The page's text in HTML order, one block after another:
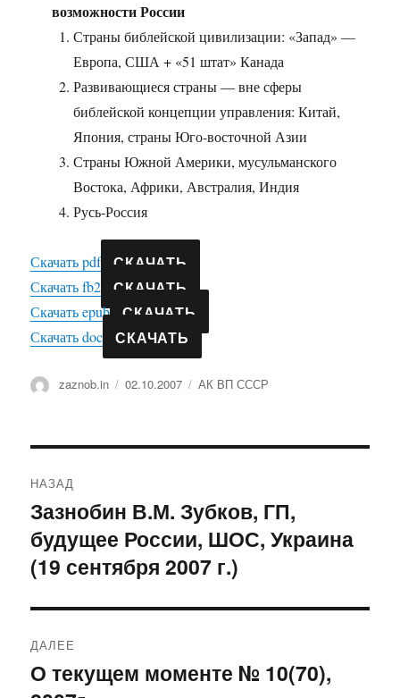
возможности России
Страны библейской цивилизации: «Запад» —
Европа, США + «51 штат» Канада
Развивающиеся страны — вне сферы
библейской концепции управления: Китай,
Япония, страны Юго-восточной Азии
Страны Южной Америки, мусульманского
Востока, Африки, Австралия, Индия
Русь-Россия
Скачать pdf СКАЧАТЬ
Скачать fb2 СКАЧАТЬ
Скачать epub СКАЧАТЬ
Скачать doc СКАЧАТЬ
Автор
zaznob.in Опубликовано
02.10.2007 Рубрики
АК ВП СССР
по
записям
НАЗАД
Предыдущая
запись:
Зазнобин В.М. Зубков, ГП,
будущее России, ШОС, Украина
(19 сентября 2007 г.)
ДАЛЕЕ
Следующая
О текущем моменте № 10(70),